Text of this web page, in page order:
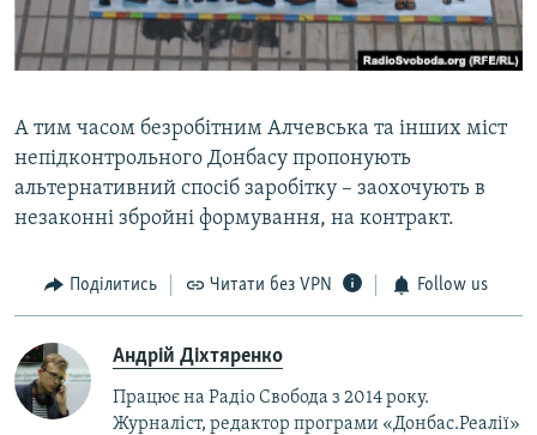
А тим часом безробітним Алчевська та інших міст
непідконтрольного Донбасу пропонують
альтернативний спосіб заробітку – заохочують в
незаконні збройні формування, на контракт.
Поділитись Читати без VPN Follow us
Андрій Діхтяренко
Працює на Радіо Свобода з 2014 року.
Журналіст, редактор програми «Донбас.Реалії»